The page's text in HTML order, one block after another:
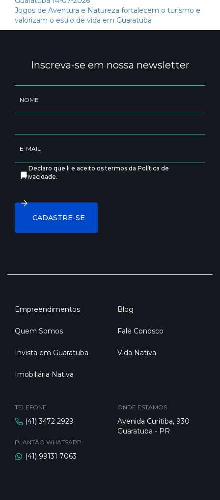
Jogos de Aventura e Natureza fortalecem o turismo e
valorizam o estilo de vida em Guaratuba
Inscreva-se em nossa newsletter
Declaro que li e aceito os termos da Política de
Privacidade.
Empreendimentos
Quem Somos
Invista em Guaratuba
Imobiliária Nativa
Blog
Fale Conosco
Vida Nativa
TELEFONE
(41) 3472 2929
PLANTÃO WHATSAPP
(41) 99131 7063
ONDE ESTAMOS
Avenida Curitiba, 930
Guaratuba - PR